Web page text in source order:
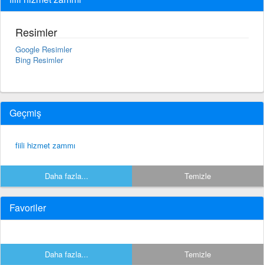
Resimler
Google Resimler
Bing Resimler
Geçmiş
fiili hizmet zammı
Daha fazla... Temizle
Favoriler
Daha fazla... Temizle